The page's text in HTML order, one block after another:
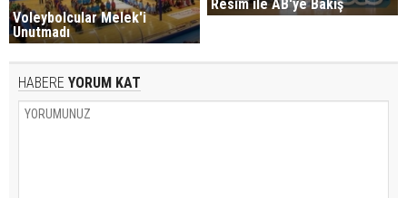
Voleybolcular Melek'i
Unutmadı
Resim ile AB'ye Bakış
HABERE YORUM KAT